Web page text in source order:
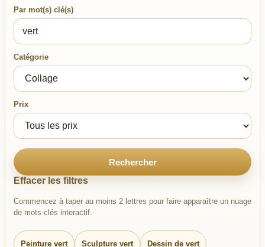
Par mot(s) clé(s)
Catégorie
Prix
Rechercher
Effacer les filtres
Commencez à taper au moins 2 lettres pour faire apparaître un nuage
de mots-clés interactif.
Peinture vert Sculpture vert Dessin de vert